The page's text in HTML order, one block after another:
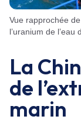
Vue rapprochée de la plate-forme de test de l’extraction de
l’uranium de l’eau
La
de
marin